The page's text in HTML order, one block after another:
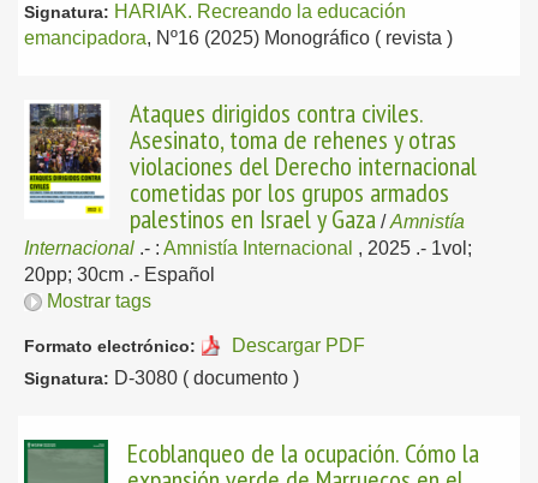
Signatura: HARIAK. Recreando la educación
emancipadora, Nº16 (2025) Monográfico ( revista )
Ataques dirigidos contra civiles.
Asesinato, toma de rehenes y otras
violaciones del Derecho internacional
cometidas por los grupos armados
palestinos en Israel y Gaza /Amnistía
Internacional .- : Amnistía Internacional , 2025 .- 1vol;
20pp; 30cm .- Español
Mostrar tags
Formato electrónico: Descargar PDF
Signatura: D-3080 ( documento )
Ecoblanqueo de la ocupación. Cómo la